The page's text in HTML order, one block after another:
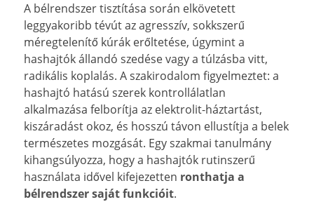
A bélrendszer tisztítása során elkövetett
leggyakoribb tévút az agresszív, sokkszerű
méregtelenítő kúrák erőltetése, úgymint a
hashajtók állandó szedése vagy a túlzásba vitt,
radikális koplalás. A szakirodalom figyelmeztet: a
hashajtó hatású szerek kontrollálatlan
alkalmazása felborítja az elektrolit-háztartást,
kiszáradást okoz, és hosszú távon ellustítja a belek
természetes mozgását. Egy szakmai tanulmány
kihangsúlyozza, hogy a hashajtók rutinszerű
használata idővel kifejezetten ronthatja a
bélrendszer saját funkcióit.